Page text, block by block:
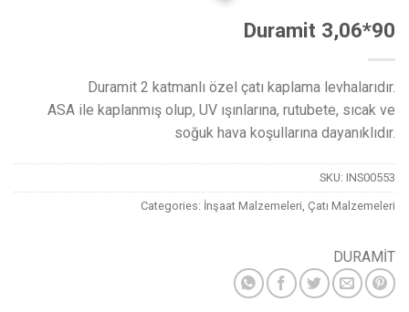
Duramit 3,06*90
Duramit 2 katmanlı özel çatı kaplama levhalarıdır.
ASA ile kaplanmış olup, UV ışınlarına, rutubete, sıcak ve
soğuk hava koşullarına dayanıklıdır.
SKU: INS00553
Categories: İnşaat Malzemeleri Çatı Malzemeleri
DURAMİT